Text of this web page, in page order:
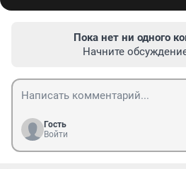
Пока нет ни одного
Начните
Гость
Войти